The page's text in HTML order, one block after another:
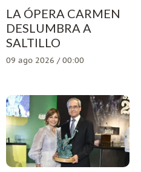
LA ÓPERA CARMEN
DESLUMBRA A
SALTILLO
09 ago 2026 / 00:00